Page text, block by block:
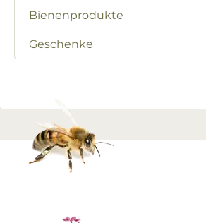
Bienenprodukte
Geschenke